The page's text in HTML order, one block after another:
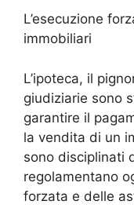
L’esecuzione
immobiliari
L’ipoteca, il
giudiziarie sono
garantire il
la vendita di un
sono disciplinati
regolamentano
forzata e delle